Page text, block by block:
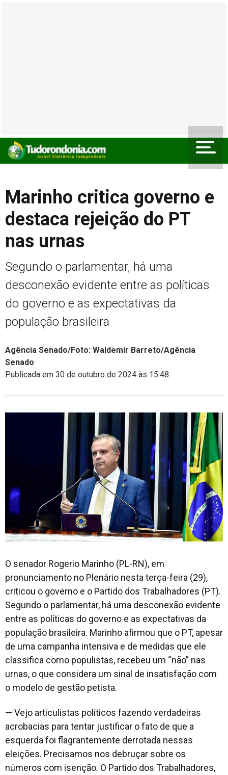
Marinho critica governo e
destaca rejeição do PT
nas urnas
Segundo o parlamentar, há uma
desconexão evidente entre as políticas
do governo e as expectativas da
população brasileira
Agência Senado/Foto: Waldemir Barreto/Agência
Senado
Publicada em 30 de outubro de 2024 às 15:48
O senador Rogerio Marinho (PL-RN), em
pronunciamento no Plenário nesta terça-feira (29),
criticou o governo e o Partido dos Trabalhadores (PT).
Segundo o parlamentar, há uma desconexão evidente
entre as políticas do governo e as expectativas da
população brasileira. Marinho afirmou que o PT, apesar
de uma campanha intensiva e de medidas que ele
classifica como populistas, recebeu um “não” nas
urnas, o que considera um sinal de insatisfação com
o modelo de gestão petista.
— Vejo articulistas políticos fazendo verdadeiras
acrobacias para tentar justificar o fato de que a
esquerda foi flagrantemente derrotada nessas
eleições. Precisamos nos debruçar sobre os
números com isenção. O Partido dos Trabalhadores,